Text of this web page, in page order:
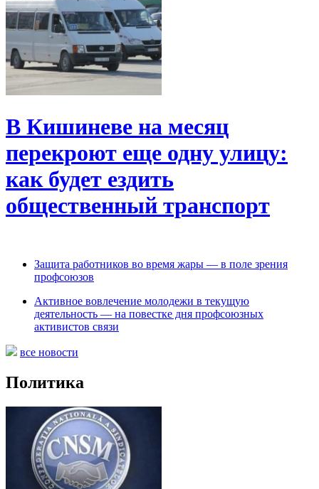
В Кишиневе на месяц
перекроют еще одну улицу:
как будет ездить
общественный транспорт
Защита работников во время жары — в поле зрения
профсоюзов
Активное вовлечение молодежи в текущую
деятельность — на повестке дня профсоюзных
активистов связи
все новости
Политика